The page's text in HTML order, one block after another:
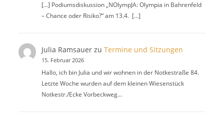
[…] Podiumsdiskussion „NOlympJA: Olympia in Bahrenfeld
– Chance oder Risiko?“ am 13.4. […]
Julia Ramsauerzu Termine und Sitzungen
15. Februar 2026
Hallo, ich bin Julia und wir wohnen in der Notkestraße 84.
Letzte Woche wurden auf dem kleinen Wiesenstück
Notkestr./Ecke Vorbeckweg…